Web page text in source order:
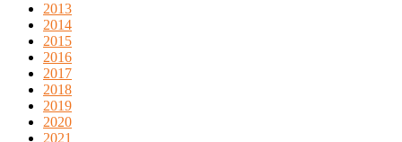
2013
2014
2015
2016
2017
2018
2019
2020
2021